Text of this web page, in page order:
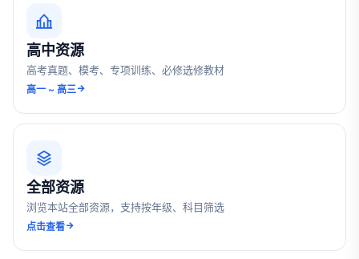
高中资源
高考真题、模考、专项训练、必修选修教材
高一 ~ 高三
全部资源
浏览本站全部资源，支持按年级、科目筛选
点击查看